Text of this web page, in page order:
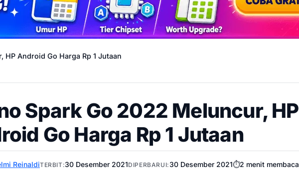
HP Android Go Harga Rp 1 Jutaan
Spark Go 2022 Meluncur, HP
Go Harga Rp 1 Jutaan
ReinaldiTERBIT:30 Desember 2021DIPERBARUI: 30 Desember 2021⏱️2 menit membaca